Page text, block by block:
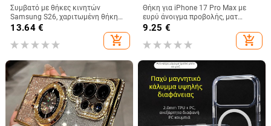
Συμβατό με θήκες κινητών
Samsung S26, χαριτωμένη θήκη
A56, θήκη 3D καρδιά για A32, ματ
θήκη για A24, θήκη σιλικόνης για
A53, προστατευτικές θήκες για
13.64€
add_shopping_cart
Θήκη για iPhone 17 Pro Max με
ευρύ άνοιγμα προβολής, ματ
φινίρισμα και μαγνητική πρόσδεση
9.25 €
add_shopping_cart